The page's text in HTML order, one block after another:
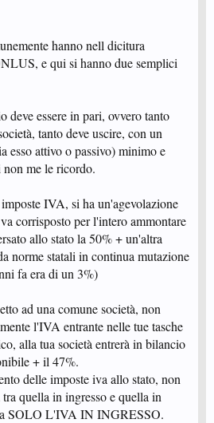
hanno nell dicitura
e qui si hanno due semplici
deve essere in pari, ovvero tanto
tanto deve uscire, con un
esso attivo o passivo) minimo e
me le ricordo.
IVA, si ha un'agevolazione
corrisposto per l'intero ammontare
allo stato la 50% + un'altra
norme statali in continua mutazione
fa era di un 3%)
ad una comune società, non
l'IVA entrante nelle tue tasche
alla tua società entrerà in bilancio
+ il 47%.
delle imposte iva allo stato, non
quella in ingresso e quella in
SOLO L'IVA IN INGRESSO.